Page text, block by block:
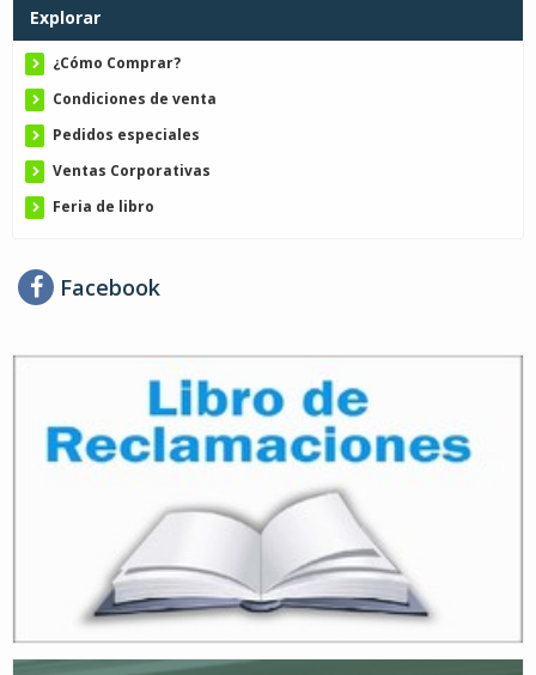
Explorar
¿Cómo Comprar?
Condiciones de venta
Pedidos especiales
Ventas Corporativas
Feria de libro
Facebook